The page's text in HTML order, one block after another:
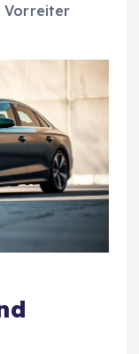
Vorreiter